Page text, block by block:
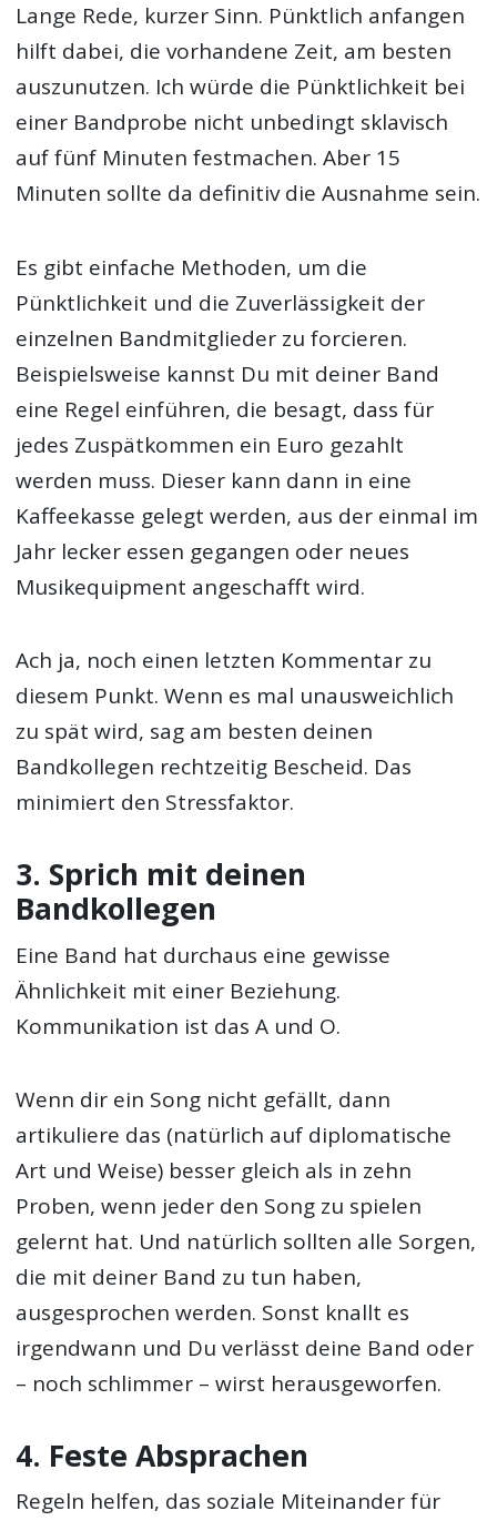
Lange Rede, kurzer Sinn. Pünktlich anfangen
hilft dabei, die vorhandene Zeit, am besten
auszunutzen. Ich würde die Pünktlichkeit bei
einer Bandprobe nicht unbedingt sklavisch
auf fünf Minuten festmachen. Aber 15
Minuten sollte da definitiv die Ausnahme sein.
Es gibt einfache Methoden, um die
Pünktlichkeit und die Zuverlässigkeit der
einzelnen Bandmitglieder zu forcieren.
Beispielsweise kannst Du mit deiner Band
eine Regel einführen, die besagt, dass für
jedes Zuspätkommen ein Euro gezahlt
werden muss. Dieser kann dann in eine
Kaffeekasse gelegt werden, aus der einmal im
Jahr lecker essen gegangen oder neues
Musikequipment angeschafft wird.
Ach ja, noch einen letzten Kommentar zu
diesem Punkt. Wenn es mal unausweichlich
zu spät wird, sag am besten deinen
Bandkollegen rechtzeitig Bescheid. Das
minimiert den Stressfaktor.
3. Sprich mit deinen
Bandkollegen
Eine Band hat durchaus eine gewisse
Ähnlichkeit mit einer Beziehung.
Kommunikation ist das A und O.
Wenn dir ein Song nicht gefällt, dann
artikuliere das (natürlich auf diplomatische
Art und Weise) besser gleich als in zehn
Proben, wenn jeder den Song zu spielen
gelernt hat. Und natürlich sollten alle Sorgen,
die mit deiner Band zu tun haben,
ausgesprochen werden. Sonst knallt es
irgendwann und Du verlässt deine Band oder
– noch schlimmer – wirst herausgeworfen.
4. Feste Absprachen
Regeln helfen, das soziale Miteinander für